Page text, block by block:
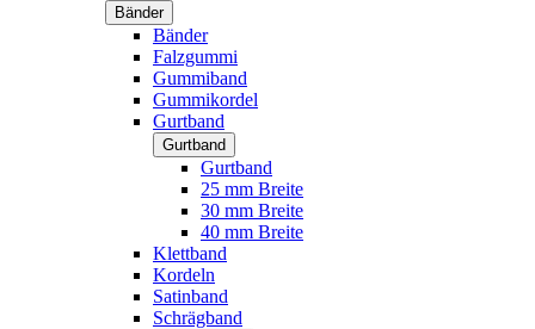
Bänder
Bänder
Falzgummi
Gummiband
Gummikordel
Gurtband
Gurtband
Gurtband
25 mm Breite
30 mm Breite
40 mm Breite
Klettband
Kordeln
Satinband
Schrägband